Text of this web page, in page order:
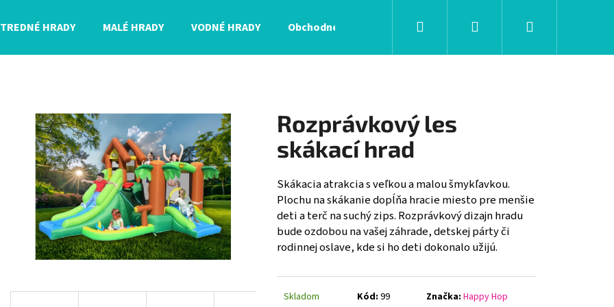
HRADY MALÉ HRADY VODNÉ HRADY Obchodné podmienky Prihlásenie
Rozprávkový les
skákací hrad
Skákacia atrakcia s veľkou a malou šmykľavkou.
Plochu na skákanie dopĺňa hracie miesto pre menšie
deti a terč na suchý zips. Rozprávkový dizajn hradu
bude ozdobou na vašej záhrade, detskej párty či
rodinnej oslave, kde si ho deti dokonalo užijú.
Skladom Kód: 99 Značka: Happy Hop
HĽADAŤ
Odporúčame